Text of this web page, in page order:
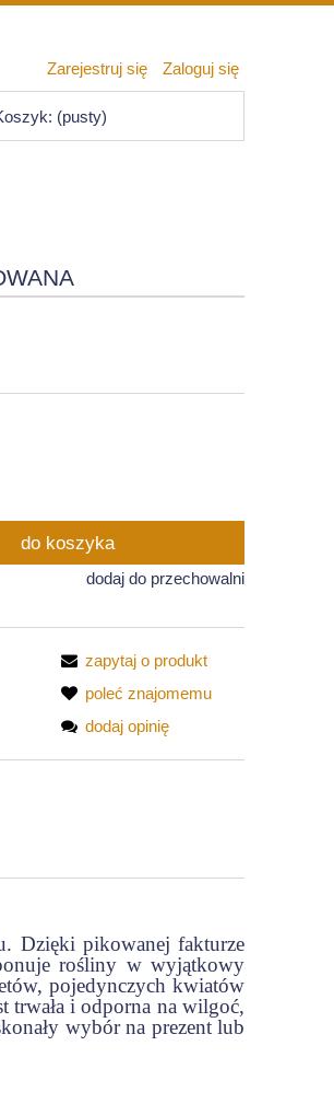
Zarejestruj się Zaloguj się
(pusty)
do koszyka
dodaj do przechowalni
zapytaj o produkt
poleć znajomemu
dodaj opinię
Dzięki pikowanej fakturze
rośliny w wyjątkowy
pojedynczych kwiatów
trwała i odporna na wilgoć,
wybór na prezent lub